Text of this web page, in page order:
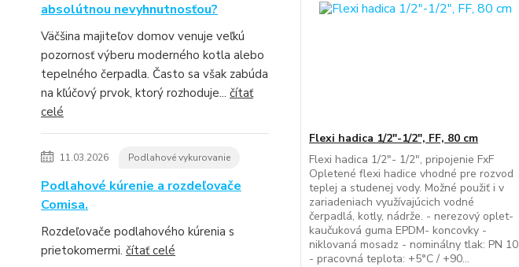
absolútnou nevyhnutnosťou?
Väčšina majiteľov domov venuje veľkú
pozornosť výberu moderného kotla alebo
tepelného čerpadla. Často sa však zabúda
na kľúčový prvok, ktorý rozhoduje... čítať
celé
11.03.2026 Podlahové vykurovanie
Podlahové kúrenie a rozdeľovače
Comisa.
Rozdeľovače podlahového kúrenia s
prietokomermi. čítať celé
Flexi hadica 1/2"-1/2", FF, 80 cm
Flexi hadica 1/2"- 1/2", pripojenie FxF
Opletené flexi hadice vhodné pre rozvod
teplej a studenej vody. Možné použiť i v
zariadeniach využívajúcich vodné
čerpadlá, kotly, nádrže. - nerezový oplet-
kaučuková guma EPDM- koncovky -
niklovaná mosadz - nominálny tlak: PN 10
- pracovná teplota: +5°C / +90...